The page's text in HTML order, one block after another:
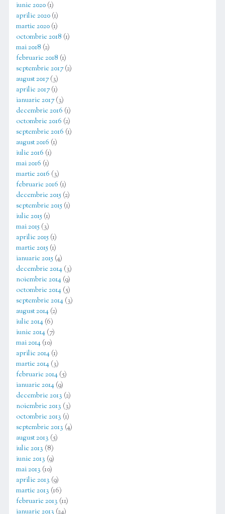
iunie 2020(1)
aprilie 2020(1)
martie 2020(1)
octombrie 2018 (1)
mai 2018 (2)
februarie 2018 (1)
septembrie 2017(2)
august 2017(3)
aprilie 2017(1)
ianuarie 2017(3)
decembrie 2016 (1)
octombrie 2016 (2)
septembrie 2016 (1)
august 2016 (1)
iulie 2016 (1)
mai 2016 (1)
martie 2016 (3)
februarie 2016 (1)
decembrie 2015(2)
septembrie 2015(1)
iulie 2015(1)
mai 2015(3)
aprilie 2015(1)
martie 2015(1)
ianuarie 2015(4)
decembrie 2014(3)
noiembrie 2014(9)
octombrie 2014(5)
septembrie 2014(3)
august 2014(2)
iulie 2014(6)
iunie 2014(7)
mai 2014(10)
aprilie 2014(1)
martie 2014(3)
februarie 2014(5)
ianuarie 2014(9)
decembrie 2013 (2)
noiembrie 2013 (3)
octombrie 2013 (1)
septembrie 2013 (4)
august 2013 (5)
iulie 2013 (8)
iunie 2013 (9)
mai 2013 (10)
aprilie 2013 (9)
martie 2013 (16)
februarie 2013 (11)